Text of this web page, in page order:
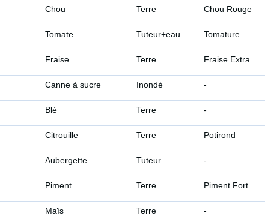
Chou Terre Chou Rouge
Tomate Tuteur+eau Tomature
Fraise Terre Fraise Extra
Canne à sucre Inondé -
Blé Terre -
Citrouille Terre Potirond
Aubergette Tuteur -
Piment Terre Piment Fort
Maïs Terre -